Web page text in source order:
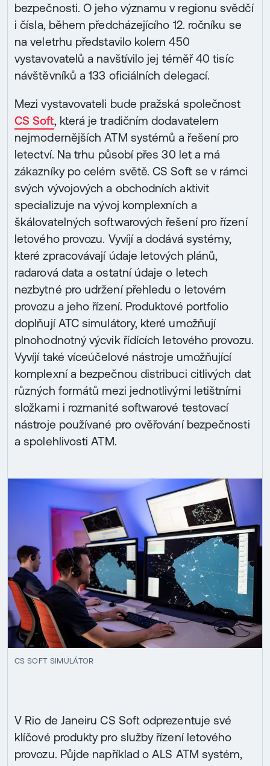
bezpečnosti. O jeho významu v regionu svědčí
i čísla, během předcházejícího 12. ročníku se
na veletrhu představilo kolem 450
vystavovatelů a navštívilo jej téměř 40 tisíc
návštěvníků a 133 oficiálních delegací.
Mezi vystavovateli bude pražská společnost
CS Soft, která je tradičním dodavatelem
nejmodernějších ATM systémů a řešení pro
letectví. Na trhu působí přes 30 let a má
zákazníky po celém světě. CS Soft se v rámci
svých vývojových a obchodních aktivit
specializuje na vývoj komplexních a
škálovatelných softwarových řešení pro řízení
letového provozu. Vyvíjí a dodává systémy,
které zpracovávají údaje letových plánů,
radarová data a ostatní údaje o letech
nezbytné pro udržení přehledu o letovém
provozu a jeho řízení. Produktové portfolio
doplňují ATC simulátory, které umožňují
plnohodnotný výcvik řídících letového provozu.
Vyvíjí také víceúčelové nástroje umožňující
komplexní a bezpečnou distribuci citlivých dat
různých formátů mezi jednotlivými letištními
složkami i rozmanité softwarové testovací
nástroje používané pro ověřování bezpečnosti
a spolehlivosti ATM.
CS SOFT SIMULÁTOR
V Rio de Janeiru CS Soft odprezentuje své
klíčové produkty pro služby řízení letového
provozu. Půjde například o ALS ATM systém,